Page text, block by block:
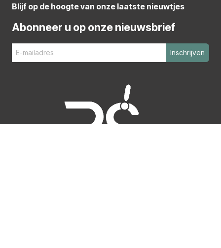
Blijf op de hoogte van onze laatste nieuwtjes
Abonneer u op onze nieuwsbrief
Inschrijven